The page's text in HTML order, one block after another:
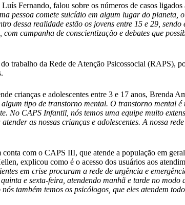
Fernando, falou sobre os números de casos
pessoa comete suicídio em algum lugar do planeta,
dessa realidade estão os jovens entre 15 e 29,
com campanha de conscientização e debates que
trabalho da Rede de Atenção Psicossocial (RAPS),
crianças e adolescentes entre 3 e 17 anos, Brenda
tipo de transtorno mental. O transtorno
No CAPS Infantil, nós temos uma equipe muito
as nossas crianças e adolescentes. A nossa
com o CAPS III, que atende a população em
explicou como é o acesso dos usuários aos
em crise procuram a rede de urgência e
e sexta-feira, atendendo manhã e tarde no
também temos os psicólogos, que eles atendem